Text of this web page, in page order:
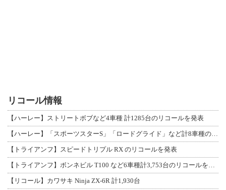
リコール情報
【ハーレー】ストリートボブなど4車種 計1285台のリコールを発表
【トライアンフ】スピードトリプル RX のリコールを発表
【リコール】カワサキ Ninja ZX-6R 計1,930台